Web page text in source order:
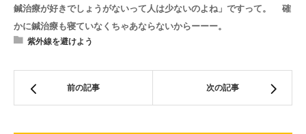
鍼治療が好きでしょうがないって人は少ないのよね」ですって。 確
かに鍼治療も寝ていなくちゃあならないからーーー。
紫外線を避けよう
前の記事 次の記事